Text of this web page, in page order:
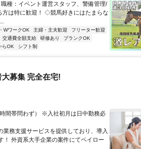
種：イベント運営スタッフ、警備管理/
は特に歓迎！ ◇競馬好きにはたまらな
WワークOK 主婦・主夫歓迎
フリーター歓迎
交通費全額支給 研修あり
ブランクOK
らOK シフト制
大募集 完全在宅!
間帯問わず） ※入社初月は日中勤務必
務支援サービスを提供しており、導入
！ 外資系大手企業の案件にてペイロー